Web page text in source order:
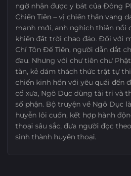
ngờ nhận được y bát của Đông
Chiến Tiên – vị chiến thần vang
mạnh mới, anh nghịch thiên nổi
khiến đất trời chao đảo. Đối với
Chí Tôn Đế Tiên, người dẫn dắt
đau. Nhưng với chư tiên chư
tàn, kẻ dám thách thức trật tự
chiến kinh hồn với yêu quái đến
cổ xưa, Ngô Dục dùng tài trí và
số phận. Bộ truyện về Ngô Dục
huyễn lôi cuốn, kết hợp hành
thoại sâu sắc, đưa người đọc
sinh thành huyền thoại.